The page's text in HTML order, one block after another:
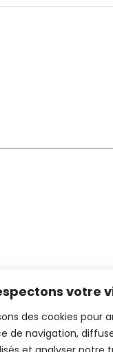
votre
des cookies pour
de navigation,